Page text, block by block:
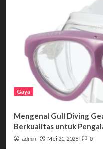
Gaya
Mengenal Gull Diving
Berkualitas untuk
admin Mei 21, 2026 0